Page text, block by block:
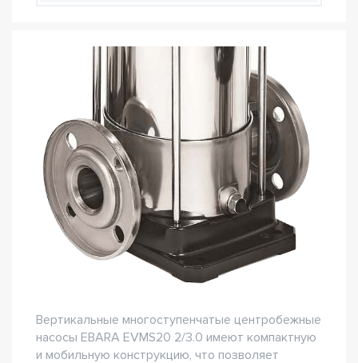
Вертикальные многоступенчатые центробежные
насосы EBARA EVMS20 2/3.0 имеют компактную
и мобильную конструкцию, что позволяет